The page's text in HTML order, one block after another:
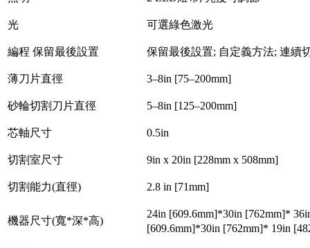
光 可選綠色激光
編程 保留最後設置 保留最後設置; 自定義方法; 連續
薄刀片直徑 3–8in [75–200mm]
砂輪切割刀片直徑 5–8in [125–200mm]
芯軸尺寸 0.5in
切割室尺寸 9in x 20in [228mm x 508mm]
切割能力(直徑) 2.8 in [71mm]
機器尺寸(寬*深*高)
24in [609.6mm]*30in [762mm]*
[609.6mm]*30in [762mm]* 19in